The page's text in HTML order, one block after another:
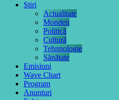
Ştiri
Actualitate
Monden
Politică
Cultură
Tehnnologie
Sănătate
Emisiuni
Wave Chart
Program
Anunturi